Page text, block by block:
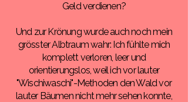
Geld verdienen?
Und zur Krönung wurde auch noch mein
grösster Albtraum wahr: Ich fühlte mich
komplett verloren, leer und
orientierungslos, weil ich vor lauter
"Wischiwaschi"-Methoden den Wald vor
lauter Bäumen nicht mehr sehen konnte,